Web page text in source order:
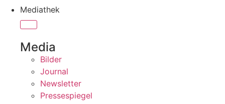
Mediathek
Media
Bilder
Journal
Newsletter
Pressespiegel